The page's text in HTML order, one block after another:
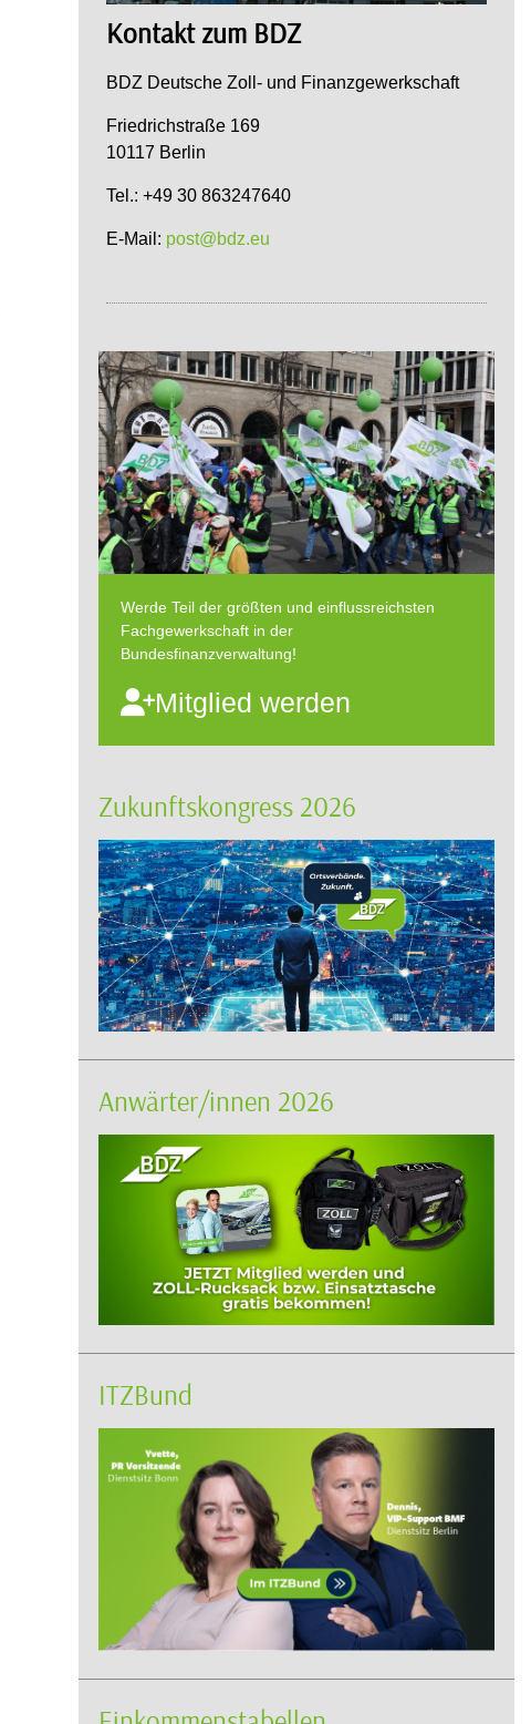
Kontakt zum BDZ
BDZ Deutsche Zoll- und Finanzgewerkschaft
Friedrichstraße 169
10117 Berlin
Tel.: +49 30 863247640
E-Mail: post@bdz.eu
Werde Teil der größten und einflussreichsten
Fachgewerkschaft in der
Bundesfinanzverwaltung!
Mitglied werden
Zukunftskongress 2026
Anwärter/innen 2026
ITZBund